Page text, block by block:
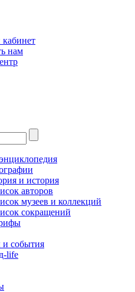
нам
и история
авторов
музеев и коллекций
сокращений
события
life